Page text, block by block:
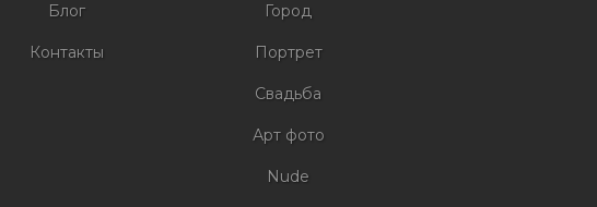
Блог
Контакты
Город
Портрет
Свадьба
Арт фото
Nude